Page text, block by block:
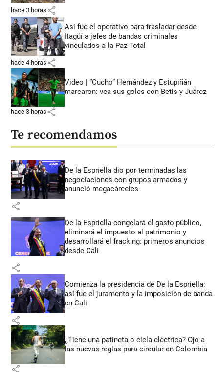
hace 3 horas share
Así fue el operativo para trasladar desde
Itagüí a jefes de bandas criminales
vinculados a la Paz Total
hace 4 horas share
Video | “Cucho” Hernández y Estupiñán
marcaron: vea sus goles con Betis y Juárez
hace 3 horas share
Te recomendamos
De la Espriella dio por terminadas las
negociaciones con grupos armados y
anunció megacárceles
share
De la Espriella congelará el gasto público,
eliminará el impuesto al patrimonio y
desarrollará el fracking: primeros anuncios
desde Cali
share
Comienza la presidencia de De la Espriella:
así fue el juramento y la imposición de banda
en Cali
share
¿Tiene una patineta o cicla eléctrica? Ojo a
las nuevas reglas para circular en Colombia
share